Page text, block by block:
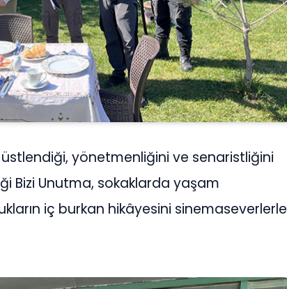
üstlendiği, yönetmenliğini ve senaristliğini
Bizi Unutma, sokaklarda yaşam
iç burkan hikâyesini sinemaseverlerle